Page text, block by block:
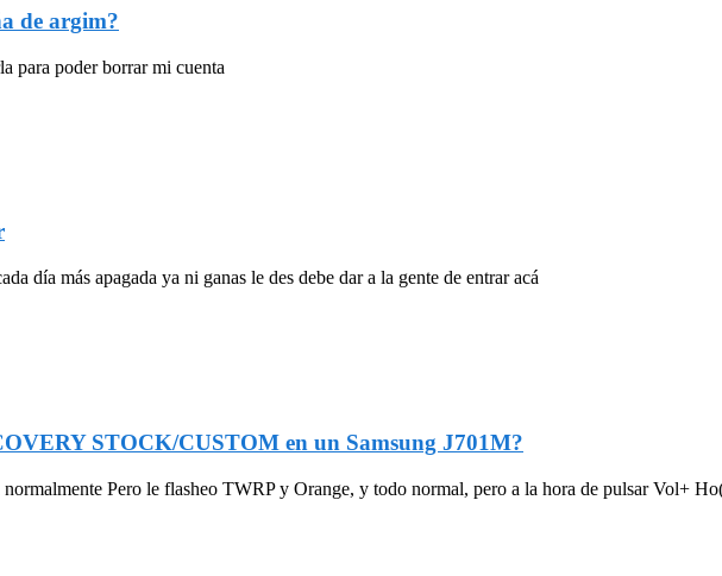
de argim?
para poder borrar mi cuenta
día más apagada ya ni ganas le des debe dar a la gente de entrar acá
STOCK/CUSTOM en un Samsung J701M?
Pero le flasheo TWRP y Orange, y todo normal, pero a la hora de pulsar Vol+